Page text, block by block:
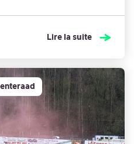
Lire la suite